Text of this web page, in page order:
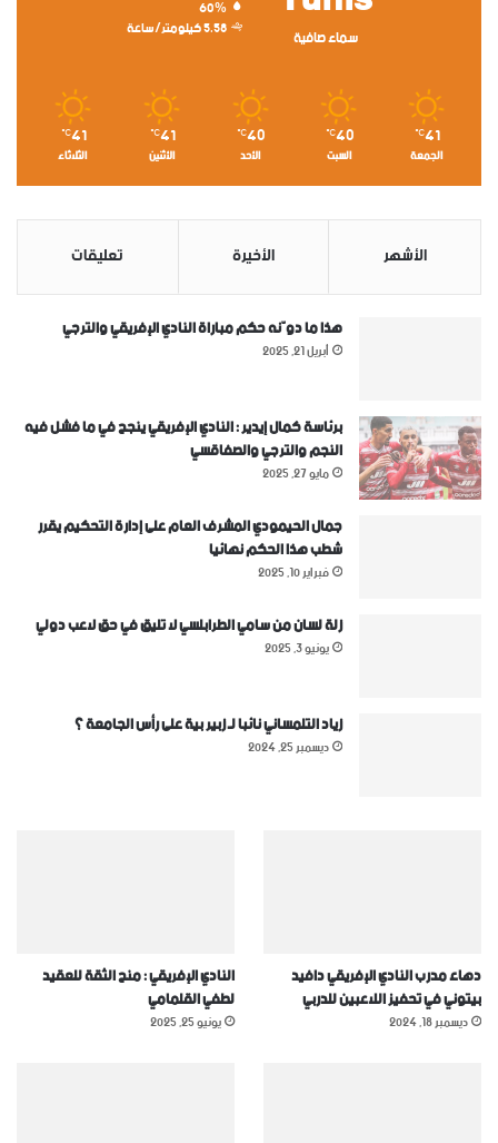
سماء صافية
60%
5.58 كيلومتر/ساعة
41
℃
الجمعة
40
℃
السبت
40
℃
الأحد
41
℃
الأثنين
41
℃
الثلاثاء
الأشهر الأخيرة تعليقات
هذا ما دوّنه حكم مباراة النادي الإفريقي والترجي
أبريل 21, 2025
برئاسة كمال إيدير : النادي الإفريقي ينجح في ما فشل فيه
النجم والترجي والصفاقسي
مايو 27, 2025
جمال الحيمودي المشرف العام على إدارة التحكيم يقرر
شطب هذا الحكم نهائيا
فبراير 10, 2025
زلة لسان من سامي الطرابلسي لا تليق في حق لاعب دولي
يونيو 3, 2025
زياد التلمساني نائبا لـ زبير بية على رأس الجامعة ؟
ديسمبر 25, 2024
دهاء مدرب النادي الإفريقي دافيد
بيتوني في تحفيز اللاعبين للدربي
ديسمبر 18, 2024
النادي الإفريقي : منح الثقة للعقيد
لطفي القلمامي
يونيو 25, 2025